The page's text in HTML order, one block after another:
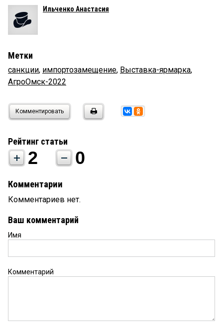
Ильченко Анастасия
Метки
санкции, импортозамещение, Выставка-ярмарка,
АгроОмск-2022
Комментировать
Рейтинг статьи
2 0
Комментарии
Комментариев нет.
Ваш комментарий
Имя
Комментарий